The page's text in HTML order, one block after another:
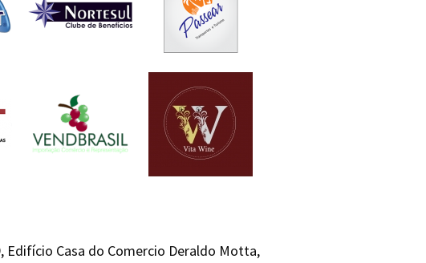
Edifício Casa do Comercio Deraldo Motta,